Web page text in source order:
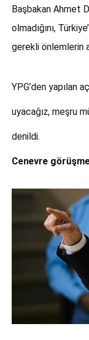
Başbakan Ahmet
olmadığını,
gerekli önlemlerin
YPG’den yapılan
uyacağız, meşru
denildi.
Cenevre